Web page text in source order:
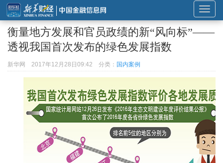
展
开
或
导
衡量地方发展和官员政绩的新“风向标”——
透视我国首次发布的绿色发展指数
新华网 2017年12月28日09:42 分类： 国内案例